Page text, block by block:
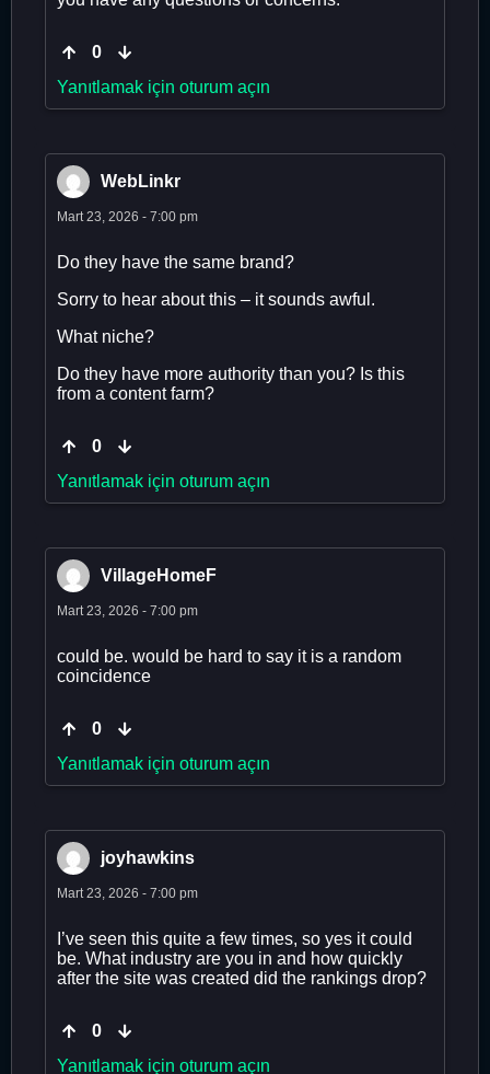
0
Yanıtlamak için oturum açın
WebLinkr
Mart 23, 2026 - 7:00 pm
Do they have the same brand?
Sorry to hear about this – it sounds awful.
What niche?
Do they have more authority than you? Is this
from a content farm?
0
Yanıtlamak için oturum açın
VillageHomeF
Mart 23, 2026 - 7:00 pm
could be. would be hard to say it is a random
coincidence
0
Yanıtlamak için oturum açın
joyhawkins
Mart 23, 2026 - 7:00 pm
I’ve seen this quite a few times, so yes it could
be. What industry are you in and how quickly
after the site was created did the rankings drop?
0
Yanıtlamak için oturum açın